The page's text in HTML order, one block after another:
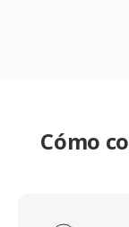
Cómo